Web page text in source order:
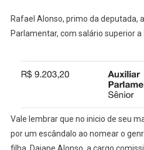
Rafael Alonso, primo da deputada,
Parlamentar, com salário superior a
Vale lembrar que no inicio de seu
por um escândalo ao nomear o